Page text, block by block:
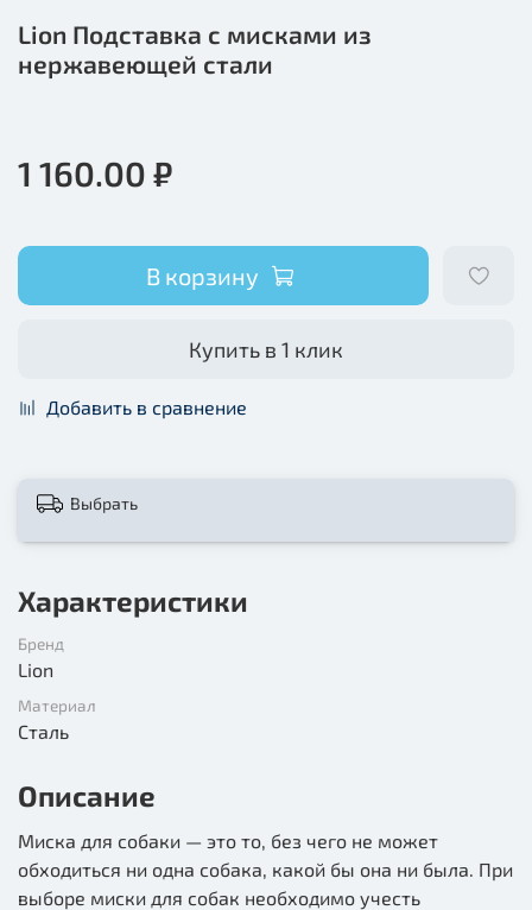
Lion Подставка с мисками из
нержавеющей стали
1 160.00 ₽
В корзину
Купить в 1 клик
Добавить в сравнение
Выбрать
Характеристики
Бренд
Lion
Материал
Сталь
Описание
Миска для собаки — это то, без чего не может
обходиться ни одна собака, какой бы она ни была. При
выборе миски для собак необходимо учесть